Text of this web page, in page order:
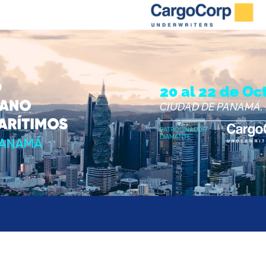
20 al 22 de
CIUDAD DE
PATROCINADOR
DIAMANTE